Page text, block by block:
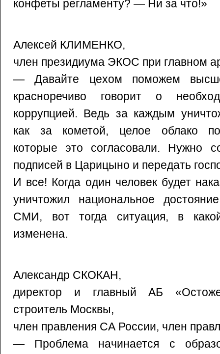
конфеты регламенту? — Ни за что!»
Алексей КЛИМЕНКО,
член президиума ЭКОС при главном
— Давайте цехом поможем
красноречиво говорит о
коррупцией. Ведь за каждым
как за кометой, целое облако
которые это согласовали. Нужно
подписей в Царицыно и передать
И все! Когда один человек будет
уничтожил национальное
СМИ, вот тогда ситуация, в
изменена.
Александр СКОКАН,
директор и главный АБ
строитель Москвы,
член правления СА России, член
— Проблема начинается с